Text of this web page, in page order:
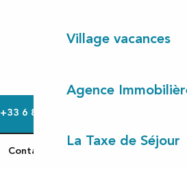
Village vacances
Agence
La Taxe de Séjour
+33 6 87 86 96
Contactez-nous